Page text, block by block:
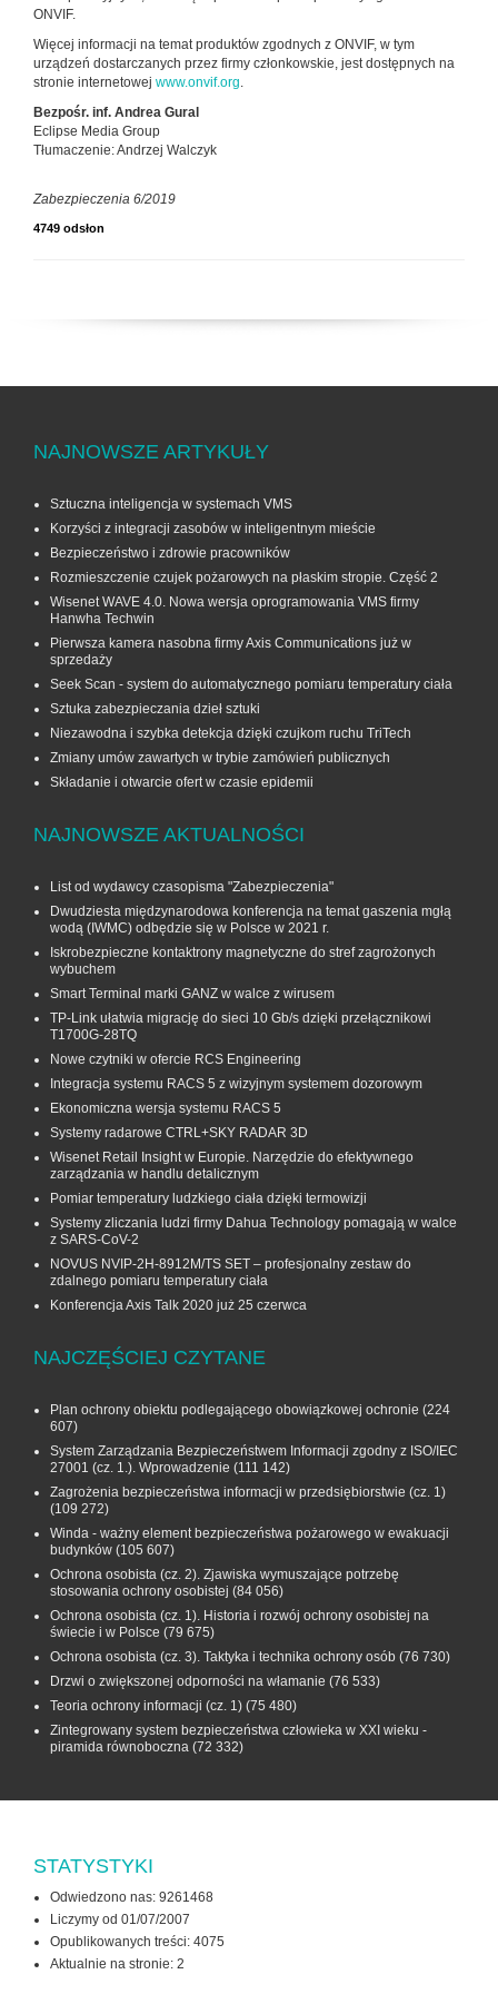
ONVIF.
Więcej informacji na temat produktów zgodnych z ONVIF, w tym
urządzeń dostarczanych przez firmy członkowskie, jest dostępnych na
stronie internetowej www.onvif.org.
Bezpośr. inf. Andrea Gural
Eclipse Media Group
Tłumaczenie: Andrzej Walczyk
Zabezpieczenia 6/2019
4749 odsłon
NAJNOWSZE ARTYKUŁY
Sztuczna inteligencja w systemach VMS
Korzyści z integracji zasobów w inteligentnym mieście
Bezpieczeństwo i zdrowie pracowników
Rozmieszczenie czujek pożarowych na płaskim stropie. Część 2
Wisenet WAVE 4.0. Nowa wersja oprogramowania VMS firmy
Hanwha Techwin
Pierwsza kamera nasobna firmy Axis Communications już w
sprzedaży
Seek Scan - system do automatycznego pomiaru temperatury ciała
Sztuka zabezpieczania dzieł sztuki
Niezawodna i szybka detekcja dzięki czujkom ruchu TriTech
Zmiany umów zawartych w trybie zamówień publicznych
Składanie i otwarcie ofert w czasie epidemii
NAJNOWSZE AKTUALNOŚCI
List od wydawcy czasopisma "Zabezpieczenia"
Dwudziesta międzynarodowa konferencja na temat gaszenia mgłą
wodą (IWMC) odbędzie się w Polsce w 2021 r.
Iskrobezpieczne kontaktrony magnetyczne do stref zagrożonych
wybuchem
Smart Terminal marki GANZ w walce z wirusem
TP-Link ułatwia migrację do sieci 10 Gb/s dzięki przełącznikowi
T1700G‑28TQ
Nowe czytniki w ofercie RCS Engineering
Integracja systemu RACS 5 z wizyjnym systemem dozorowym
Ekonomiczna wersja systemu RACS 5
Systemy radarowe CTRL+SKY RADAR 3D
Wisenet Retail Insight w Europie. Narzędzie do efektywnego
zarządzania w handlu detalicznym
Pomiar temperatury ludzkiego ciała dzięki termowizji
Systemy zliczania ludzi firmy Dahua Technology pomagają w walce
z SARS-CoV-2
NOVUS NVIP-2H-8912M/TS SET – profesjonalny zestaw do
zdalnego pomiaru temperatury ciała
Konferencja Axis Talk 2020 już 25 czerwca
NAJCZĘŚCIEJ CZYTANE
Plan ochrony obiektu podlegającego obowiązkowej ochronie (224
607)
System Zarządzania Bezpieczeństwem Informacji zgodny z ISO/IEC
27001 (cz. 1.). Wprowadzenie (111 142)
Zagrożenia bezpieczeństwa informacji w przedsiębiorstwie (cz. 1)
(109 272)
Winda - ważny element bezpieczeństwa pożarowego w ewakuacji
budynków (105 607)
Ochrona osobista (cz. 2). Zjawiska wymuszające potrzebę
stosowania ochrony osobistej (84 056)
Ochrona osobista (cz. 1). Historia i rozwój ochrony osobistej na
świecie i w Polsce (79 675)
Ochrona osobista (cz. 3). Taktyka i technika ochrony osób (76 730)
Drzwi o zwiększonej odporności na włamanie (76 533)
Teoria ochrony informacji (cz. 1) (75 480)
Zintegrowany system bezpieczeństwa człowieka w XXI wieku -
piramida równoboczna (72 332)
STATYSTYKI
Odwiedzono nas: 9261468
Liczymy od 01/07/2007
Opublikowanych treści: 4075
Aktualnie na stronie: 2